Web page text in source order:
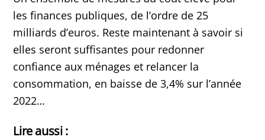
les finances publiques, de l’ordre de 25
milliards d’euros. Reste maintenant à savoir si
elles seront suffisantes pour redonner
confiance aux ménages et relancer la
consommation, en baisse de 3,4% sur l’année
2022…
Lire aussi :